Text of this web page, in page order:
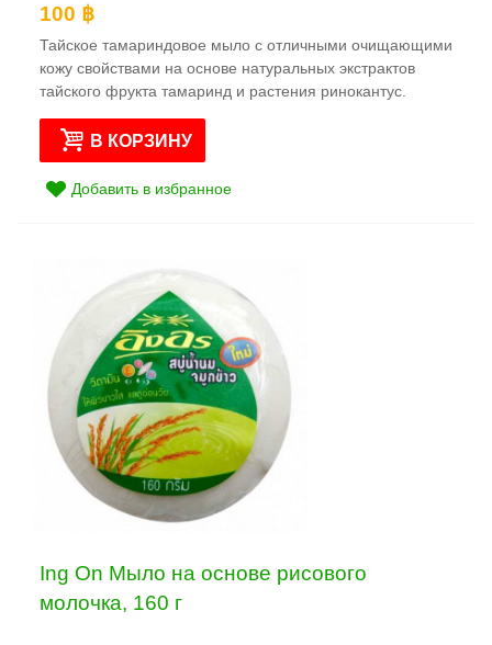
100 ฿
Тайское тамариндовое мыло с отличными очищающими
кожу свойствами на основе натуральных экстрактов
тайского фрукта тамаринд и растения ринокантус.
В КОРЗИНУ
Добавить в избранное
Ing On Мыло на основе рисового
молочка, 160 г